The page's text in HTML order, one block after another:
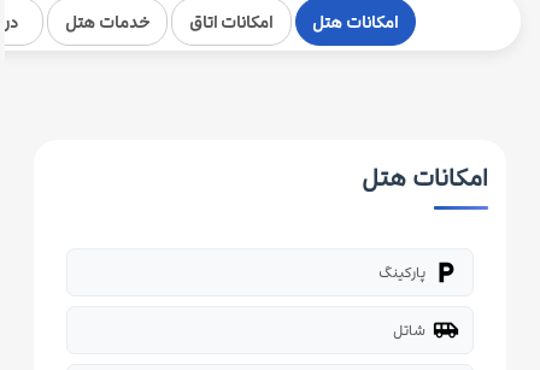
امکانات هتل امکانات اتاق خدمات هتل
امکانات هتل
local_parking پارکینگ
airport_shuttle شاتل